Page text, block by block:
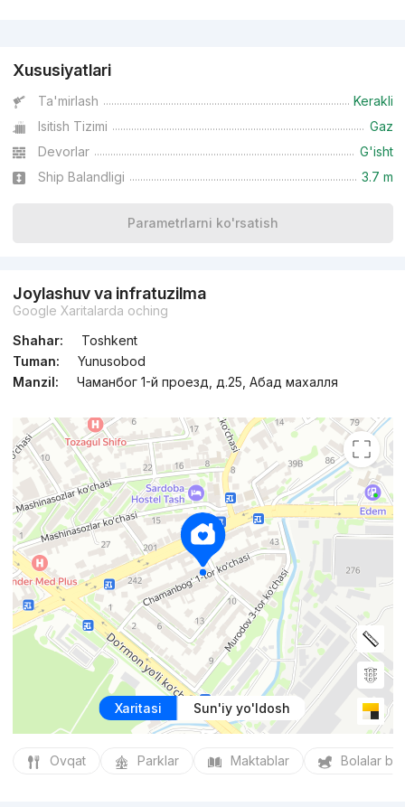
Xususiyatlari
Ta'mirlash
Kerakli
Isitish Tizimi
Gaz
Devorlar
G'isht
Ship Balandligi
3.7 m
Parametrlarni ko'rsatish
Joylashuv va infratuzilma
Google Xaritalarda oching
Shahar:
Toshkent
Tuman:
Yunusobod
Manzil:
Чаманбог 1-й проезд, д.25, Абад махалля
Xaritasi Sun'iy yo'ldosh
Ovqat Parklar Maktablar Bolalar